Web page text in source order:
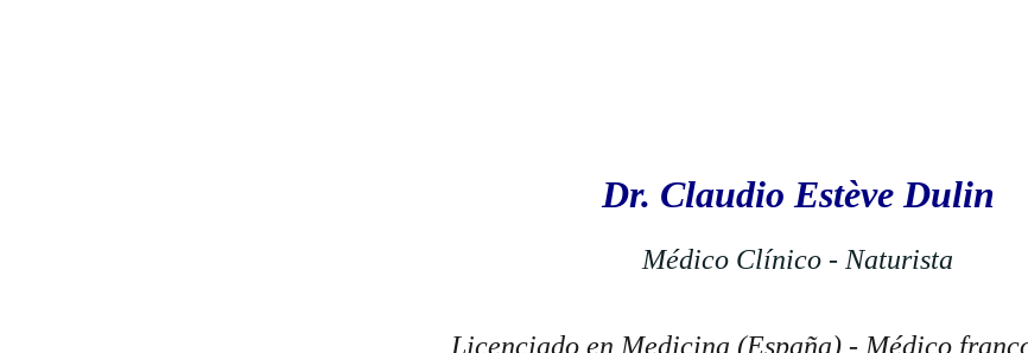
Dr. Claudio Estève Dulin
Médico Clínico - Naturista
Licenciado en Medicina (España) - Médico